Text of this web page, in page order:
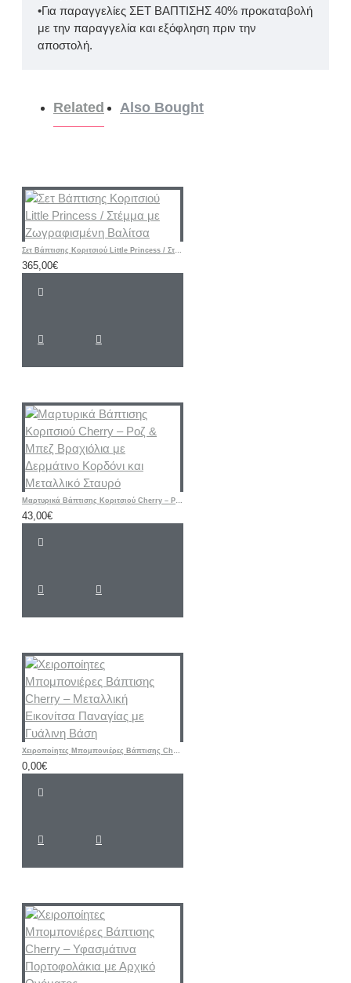
•Για παραγγελίες ΣΕΤ ΒΑΠΤΙΣΗΣ 40% προκαταβολή
με την παραγγελία και εξόφληση πριν την
αποστολή.
Related Also Bought
Σετ Βάπτισης Κοριτσιού Little Princess / Στέμμα με Ζωγραφισμένη Βαλίτσα
365,00€
Μαρτυρικά Βάπτισης Κοριτσιού Cherry – Ροζ & Μπεζ Βραχιόλια με Δερμάτινο Κορδόνι και Μεταλλικό Σταυρό
43,00€
Χειροποίητες Μπομπονιέρες Βάπτισης Cherry – Μεταλλική Εικονίτσα Παναγίας με Γυάλινη Βάση
0,00€